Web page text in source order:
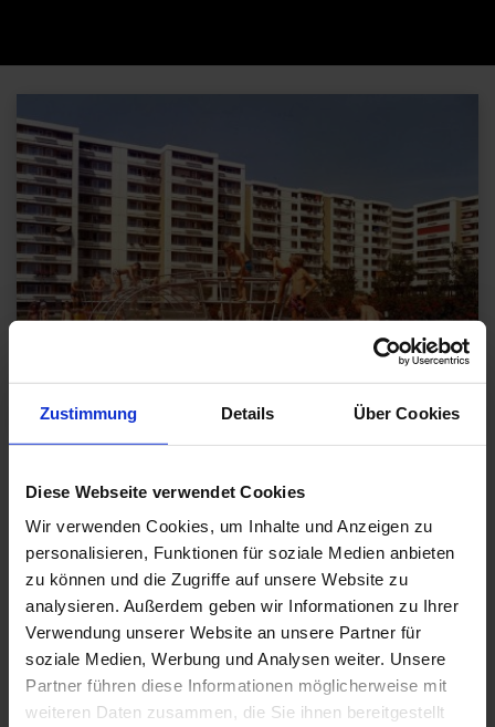
Zustimmung Details Über Cookies
Diese Webseite verwendet Cookies
Wir verwenden Cookies, um Inhalte und Anzeigen zu
personalisieren, Funktionen für soziale Medien anbieten
zu können und die Zugriffe auf unsere Website zu
analysieren. Außerdem geben wir Informationen zu Ihrer
Verwendung unserer Website an unsere Partner für
soziale Medien, Werbung und Analysen weiter. Unsere
Partner führen diese Informationen möglicherweise mit
weiteren Daten zusammen, die Sie ihnen bereitgestellt
Heimat Bayern (Nord, Nordost, Ost); Bernt Lauter (Neuperlach Mitte);
Planergruppe Darmstadt mit Max Guther, Thomas Sieverts und Ferdinand
1967–1992, Foto: Kurt Otto © WSB Bayern, Bestand Neue Heimat
Eine Hoffnung, die mit den Bauten der Neuen Heimat
konkrete Realität wurde und den Lebensalltag vieler
Menschen nachhaltig veränderte. Der skandalträchtige
Zusammenbruch des Unternehmens Anfang der achtziger
Jahre wirkte wie ein Schock auf die westdeutsche